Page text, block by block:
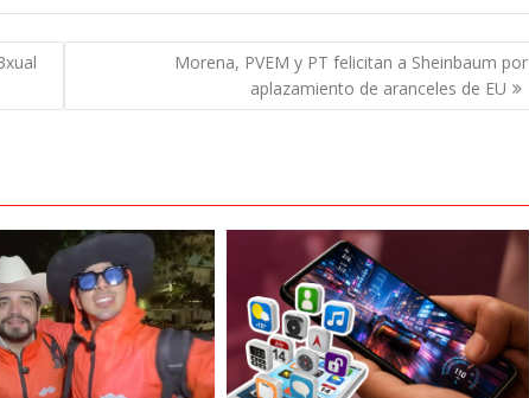
Morena, PVEM y PT felicitan a Sheinbaum por
aplazamiento de aranceles de EU